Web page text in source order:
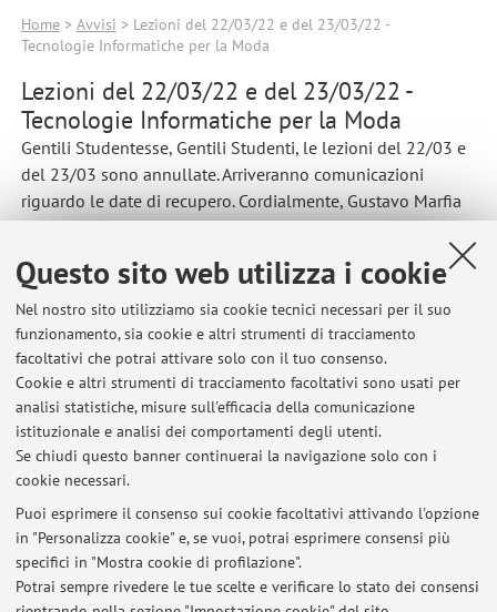
Questo sito web utilizza i cookie
Nel nostro sito utilizziamo sia cookie tecnici necessari per il suo
funzionamento, sia cookie e altri strumenti di tracciamento
facoltativi che potrai attivare solo con il tuo consenso.
Cookie e altri strumenti di tracciamento facoltativi sono usati per
analisi statistiche, misure sull'efficacia della comunicazione
istituzionale e analisi dei comportamenti degli utenti.
Se chiudi questo banner continuerai la navigazione solo con i
cookie necessari.
Puoi esprimere il consenso sui cookie facoltativi attivando l'opzione
in "Personalizza cookie" e, se vuoi, potrai esprimere consensi più
specifici in "Mostra cookie di profilazione".
Potrai sempre rivedere le tue scelte e verificare lo stato dei consensi
Home> Avvisi > Lezioni del 22/03/22 e del 23/03/22 -
Tecnologie Informatiche per la Moda
Lezioni del 22/03/22 e del 23/03/22 -
Tecnologie Informatiche per la Moda
Gentili Studentesse, Gentili Studenti, le lezioni del 22/03 e
del 23/03 sono annullate. Arriveranno comunicazioni
riguardo le date di recupero. Cordialmente, Gustavo Marfia
Ultimi avvisi
Cancellata la lezione di laboratorio del 19 settembre 2024 -
Laboratorio di Realtà Virtuale e Aumentata
Pubblicato il: 19 settembre 2024
Esiti scritti di settembre in Tecnologie Informatiche per la Moda
Pubblicato il: 29 settembre 2022
Cambio Aula corso di Laboratorio di Realta' Virtuale e Realta'
Aumentata